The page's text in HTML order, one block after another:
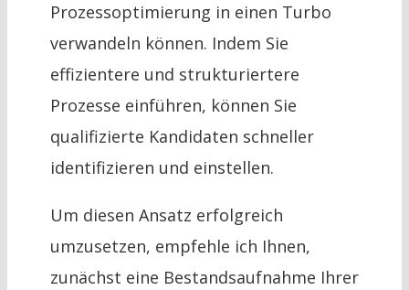
Prozessoptimierung in einen Turbo
verwandeln können. Indem Sie
effizientere und strukturiertere
Prozesse einführen, können Sie
qualifizierte Kandidaten schneller
identifizieren und einstellen.
Um diesen Ansatz erfolgreich
umzusetzen, empfehle ich Ihnen,
zunächst eine Bestandsaufnahme Ihrer